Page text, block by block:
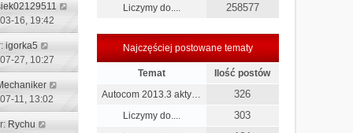
16, 19:42
igorka5
27, 10:27
11, 13:02
Rychu
Liczymy do.... 258577
Najczęściej postowane tematy
Temat
Ilość postów
Autocom 2013.3 akty…
326
Liczymy do.... 303